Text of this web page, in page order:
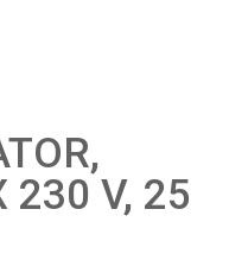
230 V, 25